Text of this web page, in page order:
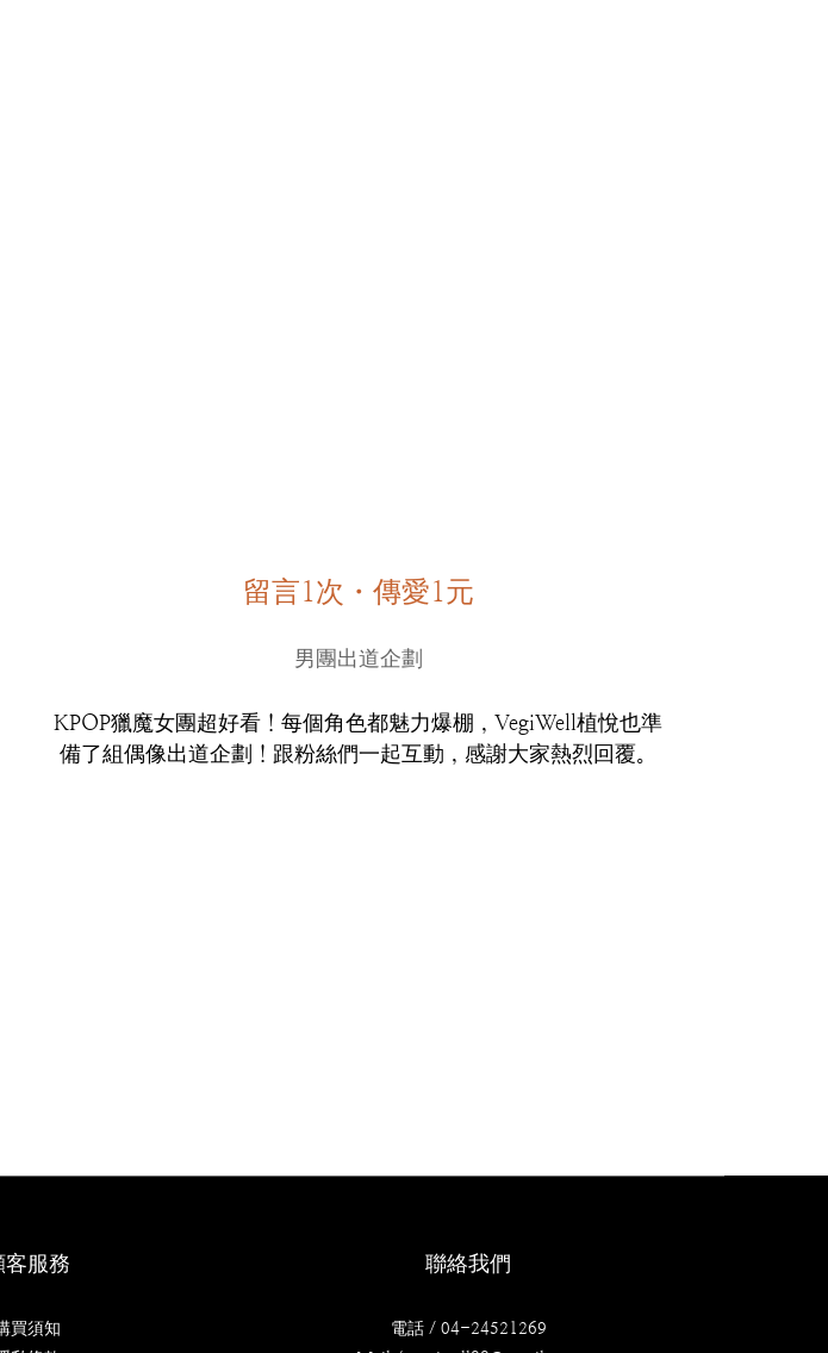
留言1次・傳愛1元
男團出道企劃
KPOP獵魔女團超好看！每個角色都魅力爆棚，VegiWell植悅也準
備了組偶像出道企劃！跟粉絲們一起互動，感謝大家熱烈回覆。
客服務
買須知
聯絡我們
電話 / 04-24521269